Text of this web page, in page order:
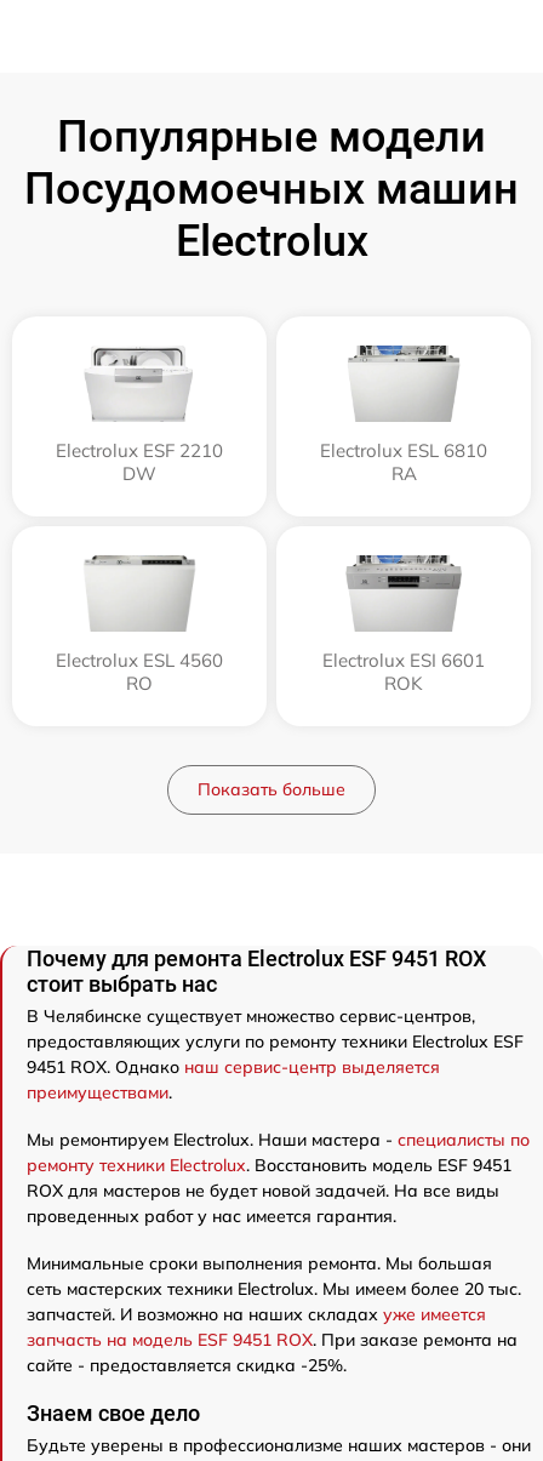
Популярные модели
Посудомоечных машин
Electrolux
Electrolux ESF 2210
DW
Electrolux ESL 6810
RA
Electrolux ESL 4560
RO
Electrolux ESI 6601
ROK
Показать больше
Почему для ремонта Electrolux ESF 9451 ROX
стоит выбрать нас
В Челябинске существует множество сервис-центров,
предоставляющих услуги по ремонту техники Electrolux ESF
9451 ROX. Однако наш сервис-центр выделяется
преимуществами.
Мы ремонтируем Electrolux. Наши мастера - специалисты по
ремонту техники Electrolux. Восстановить модель ESF 9451
ROX для мастеров не будет новой задачей. На все виды
проведенных работ у нас имеется гарантия.
Минимальные сроки выполнения ремонта. Мы большая
сеть мастерских техники Electrolux. Мы имеем более 20 тыс.
запчастей. И возможно на наших складах уже имеется
запчасть на модель ESF 9451 ROX. При заказе ремонта на
сайте - предоставляется скидка -25%.
Знаем свое дело
Будьте уверены в профессионализме наших мастеров - они